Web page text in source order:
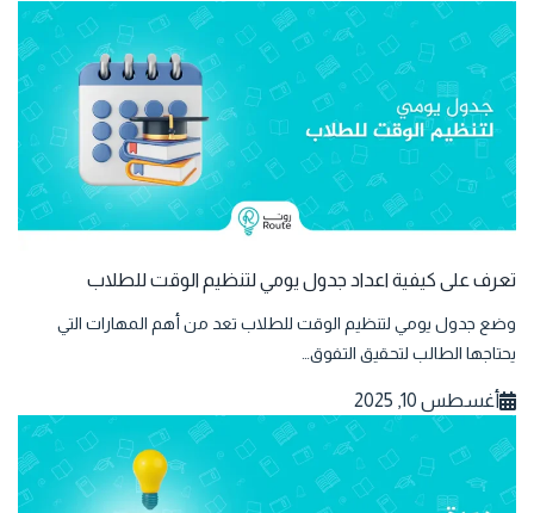
تعرف على كيفية اعداد جدول يومي لتنظيم الوقت للطلاب
وضع جدول يومي لتنظيم الوقت للطلاب تعد من أهم المهارات التي
يحتاجها الطالب لتحقيق التفوق…
أغسطس 10, 2025